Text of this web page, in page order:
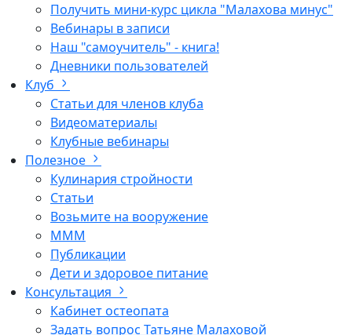
Получить мини-курс цикла "Малахова минус"
Вебинары в записи
Наш "самоучитель" - книга!
Дневники пользователей
Клуб
Статьи для членов клуба
Видеоматериалы
Клубные вебинары
Полезное
Кулинария стройности
Статьи
Возьмите на вооружение
МММ
Публикации
Дети и здоровое питание
Консультация
Кабинет остеопата
Задать вопрос Татьяне Малаховой